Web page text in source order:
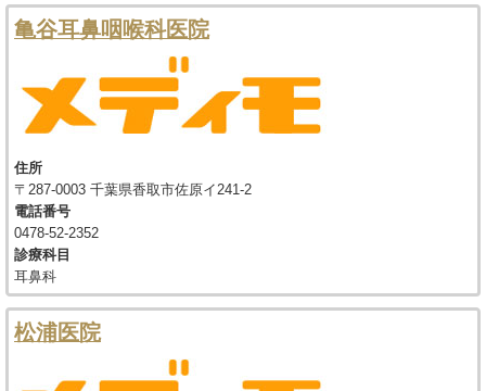
亀谷耳鼻咽喉科医院
住所
〒287-0003 千葉県香取市佐原イ241-2
電話番号
0478-52-2352
診療科目
耳鼻科
松浦医院